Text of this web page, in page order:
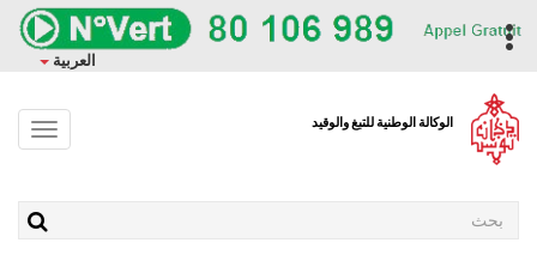
العربية
الوكالة الوطنية للتبغ والوقيد
Toggle